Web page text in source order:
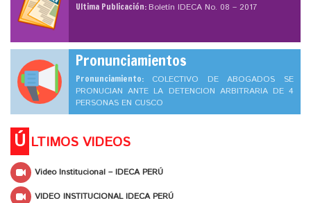
Ultima Publicación:Boletín IDECA No. 08 – 2017
Pronunciamientos
Pronunciamiento: COLECTIVO DE ABOGADOS SE
PRONUCIAN ANTE LA DETENCION ARBITRARIA DE 4
PERSONAS EN CUSCO
Ú LTIMOS VIDEOS
Video Institucional – IDECA PERÚ
VIDEO INSTITUCIONAL IDECA PERÚ